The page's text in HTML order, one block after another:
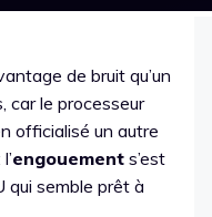
de bruit qu’un
car le processeur
officialisé un autre
engouement s’est
qui semble prêt à